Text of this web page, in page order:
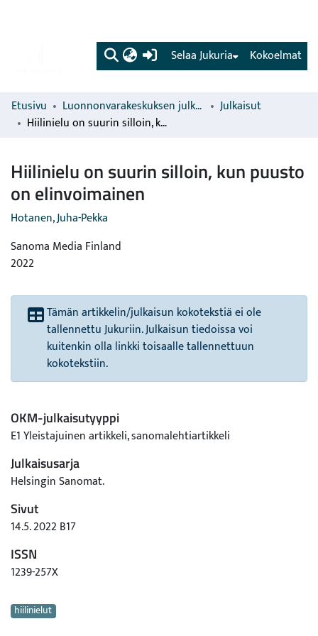
(current) Kokoelmat
Selaa Jukuria
Etusivu Luonnonvarakeskuksen julkaisut
Julkaisut
Hiilinielu on suurin silloin, kun puusto on elinvoimainen
Hiilinielu on suurin silloin, kun puusto
on elinvoimainen
Hotanen, Juha-Pekka
Sanoma Media Finland
2022
Tämän artikkelin/julkaisun kokotekstiä ei ole
tallennettu Jukuriin. Julkaisun tiedoissa voi
kuitenkin olla linkki toisaalle tallennettuun
kokotekstiin.
OKM-julkaisutyyppi
E1 Yleistajuinen artikkeli, sanomalehtiartikkeli
Julkaisusarja
Helsingin Sanomat.
Sivut
14.5. 2022 B17
ISSN
1239-257X
Avainsanat
hiilinielut